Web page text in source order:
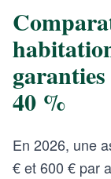
40 %
En 2026, une
€ et 600 € par